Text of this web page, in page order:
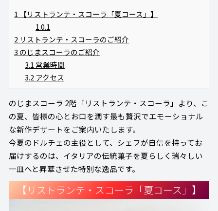
1 【リストランテ・スコーラ「夏コース」】
1.0.1
2リストランテ・スコーラのご紹介
3 のじまスコーラのご紹介
3.1 営業時間
3.2 アクセス
のじまスコーラ 2階「リストランテ・スコーラ」より、こ
の夏、皆様の心とお口を潤す最も贅沢でエモーショナル
な新作デザートをご案内いたします。
今夏のドルチェの主役として、シェフが自信を持ってお
届けするのは、イタリアの伝統菓子を夏らしく瑞々しい
一皿へと昇華させた特別な逸品です。
【リストランテ・スコーラ「夏コース」】